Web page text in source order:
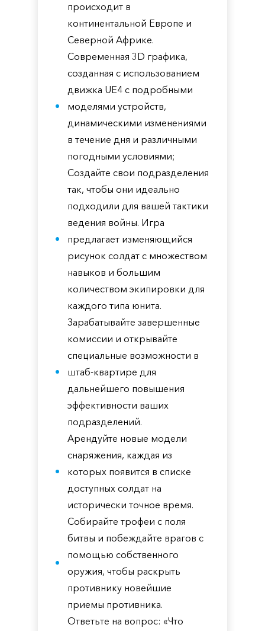
происходит в
континентальной Европе и
Северной Африке.
Современная 3D графика,
созданная с использованием
движка UE4 с подробными
моделями устройств,
динамическими изменениями
в течение дня и различными
погодными условиями;
Создайте свои подразделения
так, чтобы они идеально
подходили для вашей тактики
ведения войны. Игра
предлагает изменяющийся
рисунок солдат с множеством
навыков и большим
количеством экипировки для
каждого типа юнита.
Зарабатывайте завершенные
комиссии и открывайте
специальные возможности в
штаб-квартире для
дальнейшего повышения
эффективности ваших
подразделений.
Арендуйте новые модели
снаряжения, каждая из
которых появится в списке
доступных солдат на
исторически точное время.
Собирайте трофеи с поля
битвы и побеждайте врагов с
помощью собственного
оружия, чтобы раскрыть
противнику новейшие
приемы противника.
Ответьте на вопрос: «Что